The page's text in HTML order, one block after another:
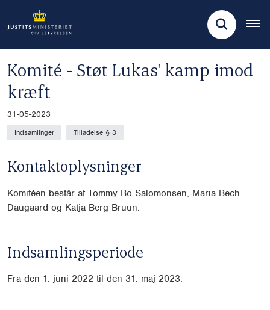
Komité - Støt Lukas' kamp imod
kræft
31-05-2023
Indsamlinger Tilladelse § 3
Kontaktoplysninger
Komitéen består af Tommy Bo Salomonsen, Maria Bech
Daugaard og Katja Berg Bruun.
Indsamlingsperiode
Fra den 1. juni 2022 til den 31. maj 2023.